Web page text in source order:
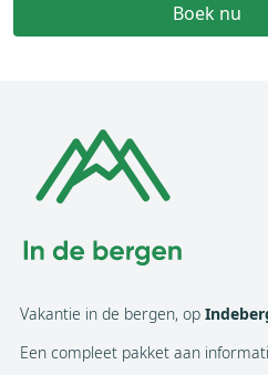
Boek nu
Vakantie in de bergen, op
Een compleet pakket aan